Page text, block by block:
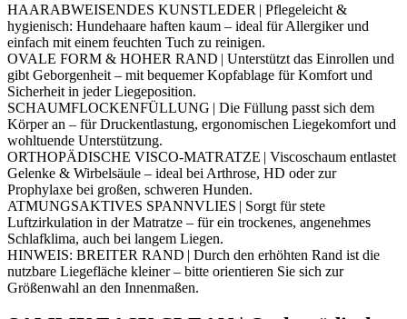
HAARABWEISENDES KUNSTLEDER | Pflegeleicht &
hygienisch: Hundehaare haften kaum – ideal für Allergiker und
einfach mit einem feuchten Tuch zu reinigen.
OVALE FORM & HOHER RAND | Unterstützt das Einrollen und
gibt Geborgenheit – mit bequemer Kopfablage für Komfort und
Sicherheit in jeder Liegeposition.
SCHAUMFLOCKENFÜLLUNG | Die Füllung passt sich dem
Körper an – für Druckentlastung, ergonomischen Liegekomfort und
wohltuende Unterstützung.
ORTHOPÄDISCHE VISCO-MATRATZE | Viscoschaum entlastet
Gelenke & Wirbelsäule – ideal bei Arthrose, HD oder zur
Prophylaxe bei großen, schweren Hunden.
ATMUNGSAKTIVES SPANNVLIES | Sorgt für stete
Luftzirkulation in der Matratze – für ein trockenes, angenehmes
Schlafklima, auch bei langem Liegen.
HINWEIS: BREITER RAND | Durch den erhöhten Rand ist die
nutzbare Liegefläche kleiner – bitte orientieren Sie sich zur
Größenwahl an den Innenmaßen.